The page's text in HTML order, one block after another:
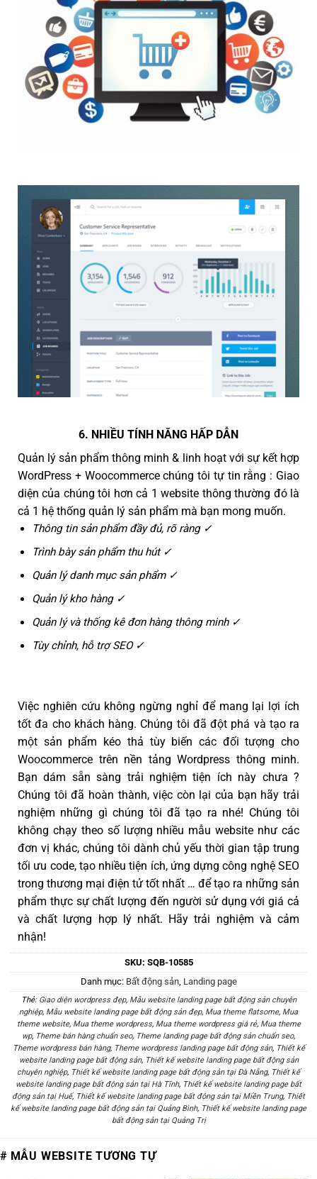
6. NHIỀU TÍNH NĂNG HẤP DẪN
Quản lý sản phẩm thông minh & linh hoạt với sự kết hợp
WordPress + Woocommerce chúng tôi tự tin rằng : Giao
diện của chúng tôi hơn cả 1 website thông thường đó là
cả 1 hệ thống quản lý sản phẩm mà bạn mong muốn.
Thông tin sản phẩm đầy đủ, rõ ràng ✓
Trình bày sản phẩm thu hút ✓
Quản lý danh mục sản phẩm ✓
Quản lý kho hàng ✓
Quản lý và thống kê đơn hàng thông minh ✓
Tùy chỉnh, hỗ trợ SEO ✓
Việc nghiên cứu không ngừng nghỉ để mang lại lợi ích
tốt đa cho khách hàng. Chúng tôi đã đột phá và tạo ra
một sản phẩm kéo thả tùy biến các đối tượng cho
Woocommerce trên nền tảng Wordpress thông minh.
Bạn dám sẵn sàng trải nghiệm tiện ích này chưa ?
Chúng tôi đã hoàn thành, việc còn lại của bạn hãy trải
nghiệm những gì chúng tôi đã tạo ra nhé! Chúng tôi
không chạy theo số lượng nhiều mẫu website như các
đơn vị khác, chúng tôi dành chủ yếu thời gian tập trung
tối ưu code, tạo nhiều tiện ích, ứng dựng công nghệ SEO
trong thương mại điện tử tốt nhất … để tạo ra những sản
phẩm thực sự chất lượng đến người sử dụng với giá cả
và chất lượng hợp lý nhất. Hãy trải nghiệm và cảm
nhận!
SKU: SQB-10585
Danh mục: Bất động sản, Landing page
Thẻ: Giao diện wordpress đẹp, Mẫu website landing page bất động sản chuyên
nghiệp, Mẫu website landing page bất động sản đẹp, Mua theme flatsome, Mua
theme website, Mua theme wordpress, Mua theme wordpress giá rẻ, Mua theme
wp, Theme bán hàng chuẩn seo, Theme landing page bất động sản chuẩn seo,
Theme wordpress bán hàng, Theme wordpress landing page bất động sản, Thiết kế
website landing page bất động sản, Thiết kế website landing page bất động sản
chuyên nghiệp, Thiết kế website landing page bất động sản tại Đà Nẵng, Thiết kế
website landing page bất động sản tại Hà Tĩnh, Thiết kế website landing page bất
động sản tại Huế, Thiết kế website landing page bất động sản tại Miền Trung, Thiết
kế website landing page bất động sản tại Quảng Bình, Thiết kế website landing page
bất động sản tại Quảng Trị
# MẪU WEBSITE TƯƠNG TỰ